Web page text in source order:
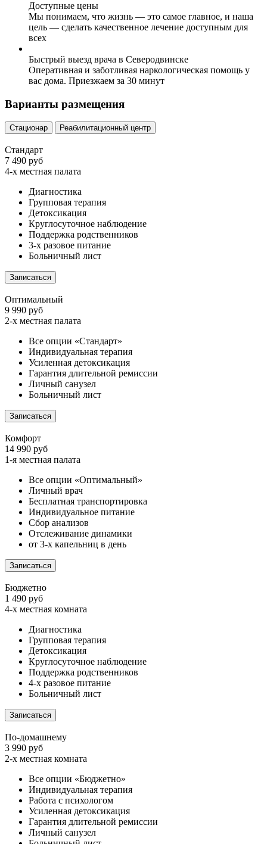
Доступные цены
Мы понимаем, что жизнь — это самое главное, и наша
цель — сделать качественное лечение доступным для
всех
Быстрый выезд врача в Северодвинске
Оперативная и заботливая наркологическая помощь у
вас дома. Приезжаем за 30 минут
Варианты размещения
Стационар Реабилитационный центр
Стандарт
7 490 руб
4-х местная палата
Диагностика
Групповая терапия
Детоксикация
Круглосуточное наблюдение
Поддержка родственников
3-х разовое питание
Больничный лист
Записаться
Оптимальный
9 990 руб
2-х местная палата
Все опции «Стандарт»
Индивидуальная терапия
Усиленная детоксикация
Гарантия длительной ремиссии
Личный санузел
Больничный лист
Записаться
Комфорт
14 990 руб
1-я местная палата
Все опции «Оптимальный»
Личный врач
Бесплатная транспортировка
Индивидуальное питание
Сбор анализов
Отслеживание динамики
от 3-х капельниц в день
Записаться
Бюджетно
1 490 руб
4-х местная комната
Диагностика
Групповая терапия
Детоксикация
Круглосуточное наблюдение
Поддержка родственников
4-х разовое питание
Больничный лист
Записаться
По-домашнему
3 990 руб
2-х местная комната
Все опции «Бюджетно»
Индивидуальная терапия
Работа с психологом
Усиленная детоксикация
Гарантия длительной ремиссии
Личный санузел